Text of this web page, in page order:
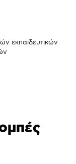
εκπαιδευτικών